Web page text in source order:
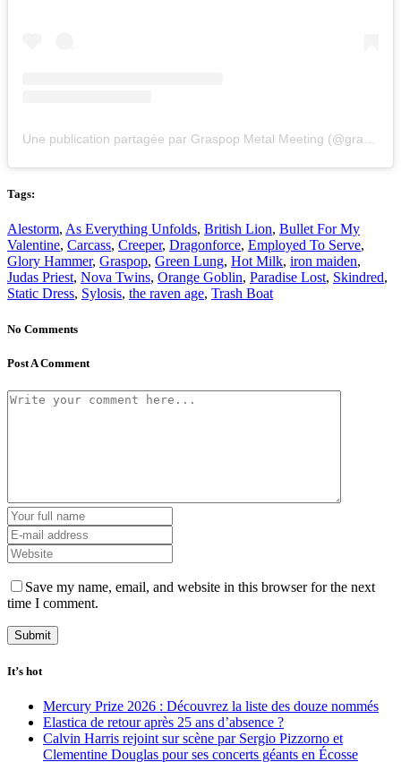
Tags:
Alestorm, As Everything Unfolds, British Lion, Bullet For My
Valentine, Carcass, Creeper, Dragonforce, Employed To Serve,
Glory Hammer, Graspop, Green Lung, Hot Milk, iron maiden,
Judas Priest, Nova Twins, Orange Goblin, Paradise Lost, Skindred,
Static Dress, Sylosis, the raven age, Trash Boat
No Comments
Post A Comment
Save my name, email, and website in this browser for the next
time I comment.
It’s hot
Mercury Prize 2026 : Découvrez la liste des douze nommés
Elastica de retour après 25 ans d’absence ?
Calvin Harris rejoint sur scène par Sergio Pizzorno et
Clementine Douglas pour ses concerts géants en Écosse